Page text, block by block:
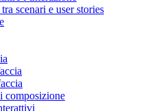
scenari e user stories
composizione